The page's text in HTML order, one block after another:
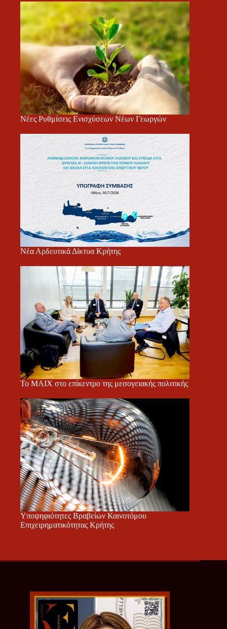
Νέες Ρυθμίσεις Ενισχύσεων Νέων Γεωργών
Νέα Αρδευτικά Δίκτυα Κρήτης
Το ΜΑΙΧ στο επίκεντρο της μεσογειακής πολιτικής
Υποψηφιότητες Βραβείων Καινοτόμου
Επιχειρηματικότητας Κρήτης